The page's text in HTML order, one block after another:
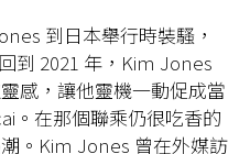
到日本舉行時裝騷，
到 2021 年，Kim Jones
感，讓他靈機一動促成當
。在那個聯乘仍很吃香的
。Kim Jones 曾在外媒訪